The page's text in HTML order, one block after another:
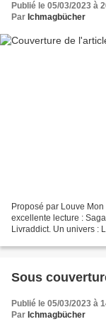
Publié le 05/03/2023 à
Par Ichmagbücher
Proposé par Louve
excellente lecture :
Livraddict. Un univers :
Sous
Publié le 05/03/2023 à
Par Ichmagbücher